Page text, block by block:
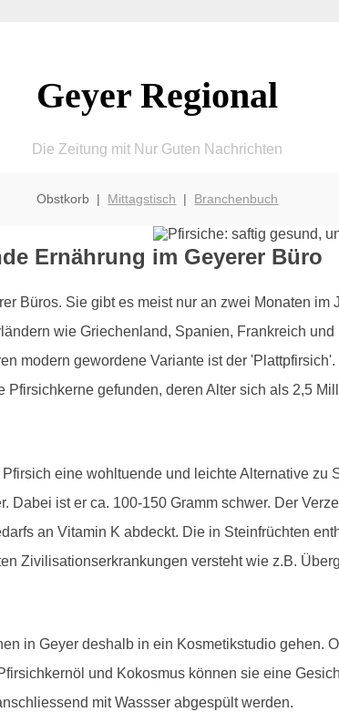
Geyer Regional
Die Zeitung mit Nur Guten Nachrichten
Obstkorb | Mittagstisch | Branchenbuch
Ernährung im Geyerer Büro
Büros. Sie gibt es meist nur an zwei Monaten im
wie Griechenland, Spanien, Frankreich
modern gewordene Variante ist der
gefunden, deren Alter sich als 2,5
eine wohltuende und leichte Alternative zu
Dabei ist er ca. 100-150 Gramm schwer. Der
an Vitamin K abdeckt. Die in Steinfrüchten
Zivilisationserkrankungen versteht wie z.B.
in Geyer deshalb in ein Kosmetikstudio gehen.
und Kokosmus können sie eine
mit Wassser abgespült werden.